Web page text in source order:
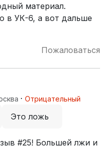
материал.
в УК-6, а вот дальше
Пожаловаться
· Отрицательный
Это ложь
#25! Большей лжи и